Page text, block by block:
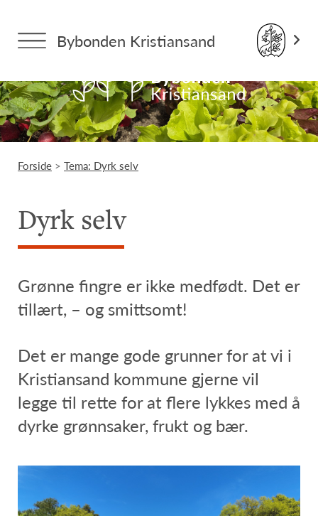
Bybonden Kristiansand
Forside > Tema: Dyrk selv
Dyrk selv
Grønne fingre er ikke medfødt. Det er
tillært, – og smittsomt!
Det er mange gode grunner for at vi i
Kristiansand kommune gjerne vil
legge til rette for at flere lykkes med å
dyrke grønnsaker, frukt og bær.